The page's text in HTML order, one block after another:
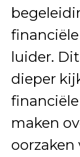
luider.
dieper
maken
oorzaken